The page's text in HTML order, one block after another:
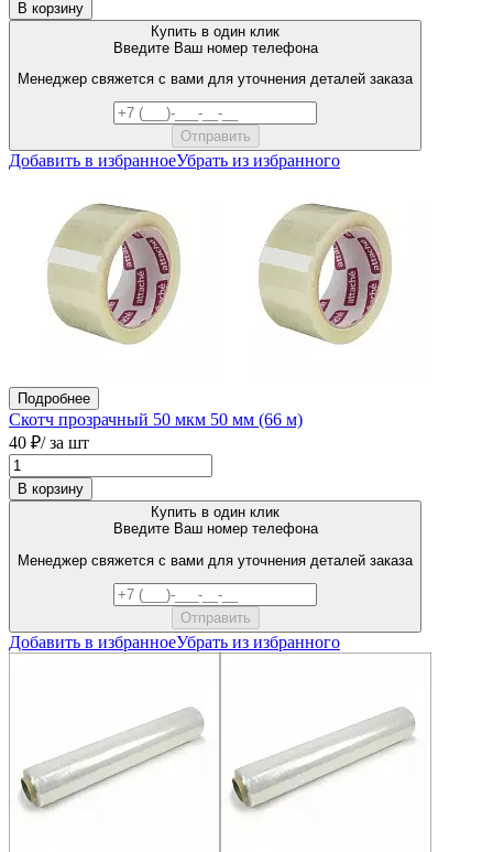
В корзину
Купить в один клик
Введите Ваш номер телефона
Менеджер свяжется с вами для уточнения деталей заказа
Добавить в избранноеУбрать из избранного
Подробнее
Скотч прозрачный 50 мкм 50 мм (66 м)
40 ₽/ за шт
В корзину
Купить в один клик
Введите Ваш номер телефона
Менеджер свяжется с вами для уточнения деталей заказа
Добавить в избранноеУбрать из избранного